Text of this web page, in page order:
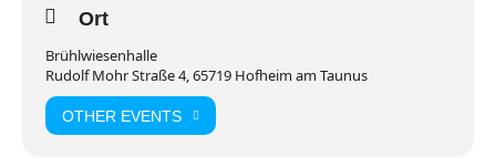
Ort
Brühlwiesenhalle
Rudolf Mohr Straße 4, 65719 Hofheim am Taunus
OTHER EVENTS